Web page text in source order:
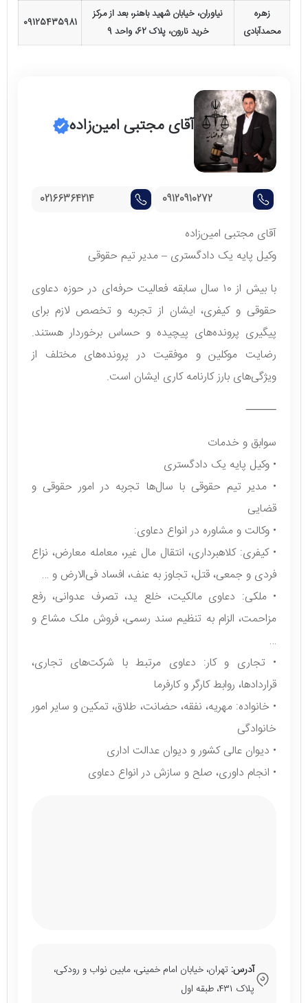
زهره
محمدآبادی
نیاوران، خیابان شهید باهنر، بعد از مرکز
خرید نارون، پلاک 62، واحد 9
09125435981
آقای مجتبی امین‌زاده
09120910272
02166364214
آقای مجتبی امین‌زاده
وکیل پایه یک دادگستری – مدیر تیم حقوقی
با بیش از ۱۰ سال سابقه فعالیت حرفه‌ای در حوزه دعاوی
حقوقی و کیفری، ایشان از تجربه و تخصص لازم برای
پیگیری پرونده‌های پیچیده و حساس برخوردار هستند.
رضایت موکلین و موفقیت در پرونده‌های مختلف از
ویژگی‌های بارز کارنامه کاری ایشان است.
⸻
سوابق و خدمات
• وکیل پایه یک دادگستری
• مدیر تیم حقوقی با سال‌ها تجربه در امور حقوقی و
قضایی
• وکالت و مشاوره در انواع دعاوی:
• کیفری: کلاهبرداری، انتقال مال غیر، معامله معارض، نزاع
فردی و جمعی، قتل، تجاوز به عنف، افساد فی‌الارض و …
• ملکی: دعاوی مالکیت، خلع ید، تصرف عدوانی، رفع
مزاحمت، الزام به تنظیم سند رسمی، فروش ملک مشاع و
…
• تجاری و کار: دعاوی مرتبط با شرکت‌های تجاری،
قراردادها، روابط کارگر و کارفرما
• خانواده: مهریه، نفقه، حضانت، طلاق، تمکین و سایر امور
خانوادگی
• دیوان عالی کشور و دیوان عدالت اداری
• انجام داوری، صلح و سازش در انواع دعاوی
آدرس: تهران، خیابان امام خمینی، مابین نواب و رودکی،
پلاک ۴۳۱، طبقه اول